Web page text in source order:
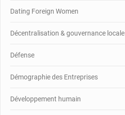
Dating Foreign Women
Décentralisation & gouvernance locale
Défense
Démographie des Entreprises
Développement humain